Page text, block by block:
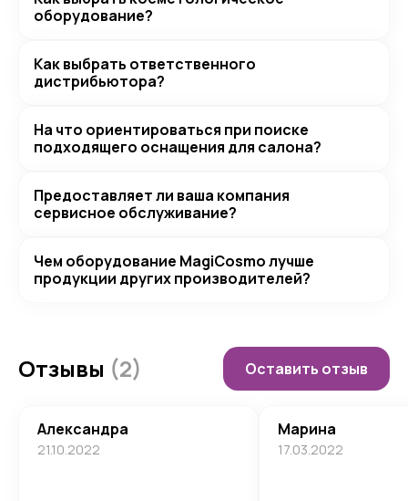
оборудование?
Как выбрать ответственного
дистрибьютора?
На что ориентироваться при поиске
подходящего оснащения для салона?
Предоставляет ли ваша компания
сервисное обслуживание?
Чем оборудование MagiCosmo лучше
продукции других производителей?
Отзывы (2) Оставить отзыв
Александра
21.10.2022
Марина
17.03.2022